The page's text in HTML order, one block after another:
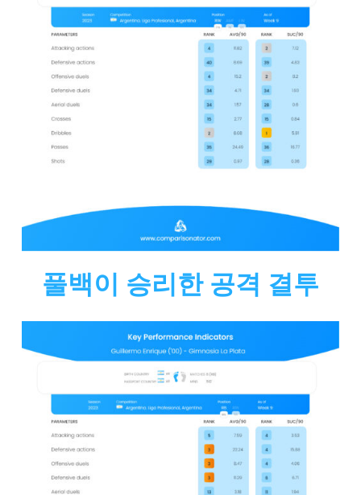
풀백이 승리한 공격 결투